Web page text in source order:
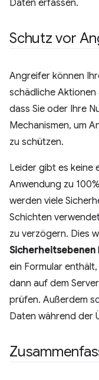
Daten erfassen.
Schutz vor
Angreifer können
schädliche
dass Sie oder Ihre
Mechanismen, um
zu schützen.
Leider gibt es keine
Anwendung zu
werden viele
Schichten
zu verzögern. Dies
Sicherheitsebenen
ein Formular
dann auf dem
prüfen. Außerdem
Daten während der